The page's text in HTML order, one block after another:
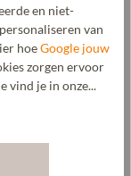
grip bij elke
pasvorm en maakt
uit te trekken.
sneller kloppen.
De
worden
6430 Ötztal-
en niet-
van
hoeGoogle jouw
zorgen ervoor
vind je in onze...